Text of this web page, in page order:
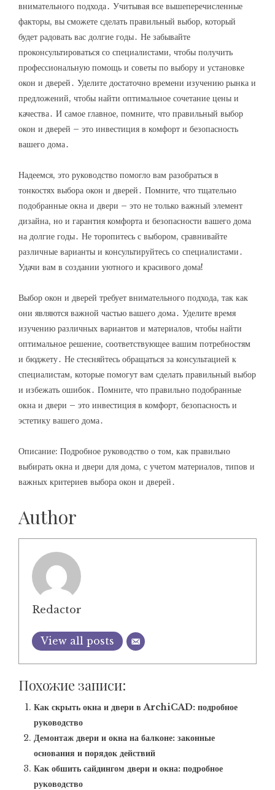
внимательного подхода․ Учитывая все вышеперечисленные
факторы, вы сможете сделать правильный выбор, который
будет радовать вас долгие годы․ Не забывайте
проконсультироваться со специалистами, чтобы получить
профессиональную помощь и советы по выбору и установке
окон и дверей․ Уделите достаточно времени изучению рынка и
предложений, чтобы найти оптимальное сочетание цены и
качества․ И самое главное, помните, что правильный выбор
окон и дверей – это инвестиция в комфорт и безопасность
вашего дома․
Надеемся, это руководство помогло вам разобраться в
тонкостях выбора окон и дверей․ Помните, что тщательно
подобранные окна и двери – это не только важный элемент
дизайна, но и гарантия комфорта и безопасности вашего дома
на долгие годы․ Не торопитесь с выбором, сравнивайте
различные варианты и консультируйтесь со специалистами․
Удачи вам в создании уютного и красивого дома!
Выбор окон и дверей требует внимательного подхода, так как
они являются важной частью вашего дома․ Уделите время
изучению различных вариантов и материалов, чтобы найти
оптимальное решение, соответствующее вашим потребностям
и бюджету․ Не стесняйтесь обращаться за консультацией к
специалистам, которые помогут вам сделать правильный выбор
и избежать ошибок․ Помните, что правильно подобранные
окна и двери – это инвестиция в комфорт, безопасность и
эстетику вашего дома․
Описание: Подробное руководство о том, как правильно
выбирать окна и двери для дома, с учетом материалов, типов и
важных критериев выбора окон и дверей․
Author
Redactor
View all posts
Похожие записи:
Как скрыть окна и двери в ArchiCAD: подробное
руководство
Демонтаж двери и окна на балконе: законные
основания и порядок действий
Как обшить сайдингом двери и окна: подробное
руководство